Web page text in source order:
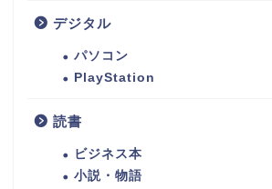
デジタル
パソコン
PlayStation
読書
ビジネス本
小説・物語